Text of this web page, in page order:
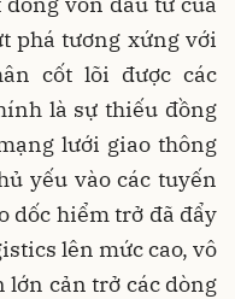
phá tương xứng với
cốt lõi được các
là sự thiếu đồng
lưới giao thông
yếu vào các tuyến
dốc hiểm trở đã đẩy
lên mức cao, vô
cản trở các dòng